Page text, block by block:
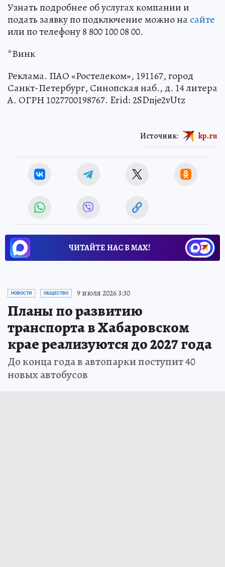
Узнать подробнее об услугах компании и
подать заявку по подключение можно насайте
или по телефону 8 800 100 08 00.
*Винк
Реклама. ПАО «Ростелеком», 191167, город
Санкт-Петербург, Синопская наб., д. 14 литера
А. ОГРН 1027700198767. Erid: 2SDnje2vUtz
Источник: kp.ru
ЧИТАЙТЕ НАС В МАХ!
НОВОСТИ ОБЩЕСТВО 9 июля 2026 3:30
Планы по развитию
транспорта в Хабаровском
крае реализуются до 2027 года
До конца года в автопарки поступит 40
новых автобусов